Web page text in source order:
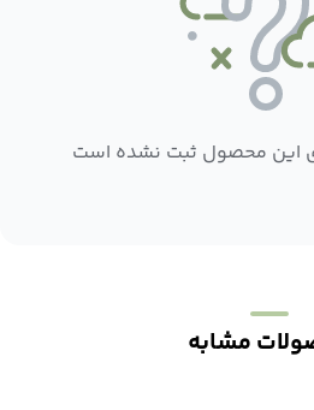
این محصول ثبت نشده است
مشابه